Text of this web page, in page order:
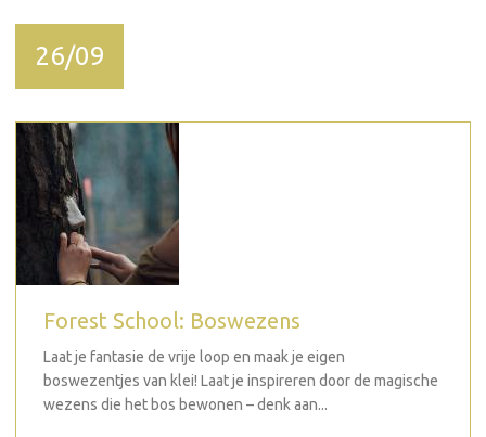
26/09
Forest School: Boswezens
Laat je fantasie de vrije loop en maak je eigen
boswezentjes van klei! Laat je inspireren door de magische
wezens die het bos bewonen – denk aan...